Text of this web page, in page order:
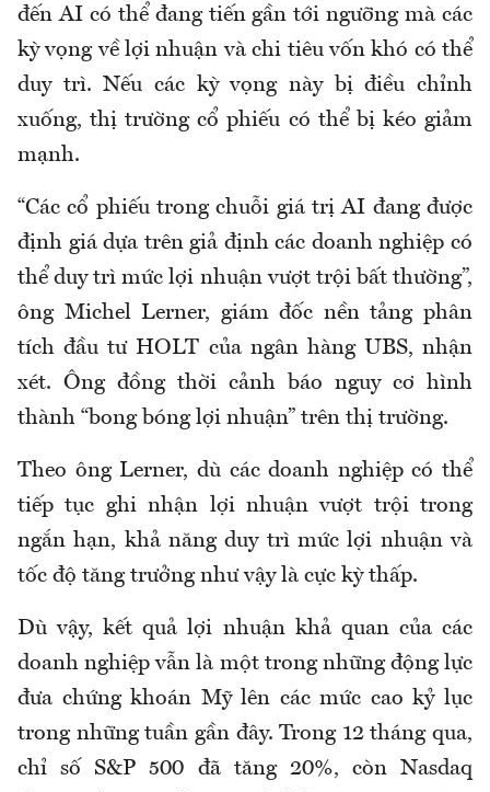
đến AI có thể đang tiến gần tới ngưỡng mà các
kỳ vọng về lợi nhuận và chi tiêu vốn khó có thể
duy trì. Nếu các kỳ vọng này bị điều chỉnh
xuống, thị trường cổ phiếu có thể bị kéo giảm
mạnh.
“Các cổ phiếu trong chuỗi giá trị AI đang được
định giá dựa trên giả định các doanh nghiệp có
thể duy trì mức lợi nhuận vượt trội bất thường”,
ông Michel Lerner, giám đốc nền tảng phân
tích đầu tư HOLT của ngân hàng UBS, nhận
xét. Ông đồng thời cảnh báo nguy cơ hình
thành “bong bóng lợi nhuận” trên thị trường.
Theo ông Lerner, dù các doanh nghiệp có thể
tiếp tục ghi nhận lợi nhuận vượt trội trong
ngắn hạn, khả năng duy trì mức lợi nhuận và
tốc độ tăng trưởng như vậy là cực kỳ thấp.
Dù vậy, kết quả lợi nhuận khả quan của các
doanh nghiệp vẫn là một trong những động lực
đưa chứng khoán Mỹ lên các mức cao kỷ lục
trong những tuần gần đây. Trong 12 tháng qua,
chỉ số S&P 500 đã tăng 20%, còn Nasdaq